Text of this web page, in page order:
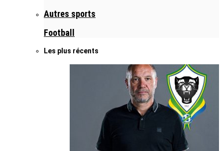
Autres sports
Football
Les plus récents